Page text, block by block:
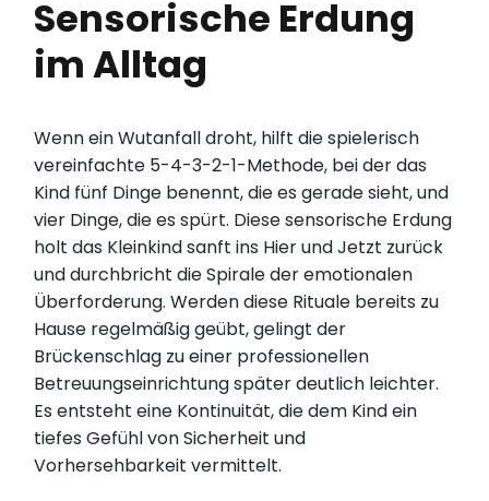
Sensorische Erdung
im Alltag
Wenn ein Wutanfall droht, hilft die spielerisch
vereinfachte 5-4-3-2-1-Methode, bei der das
Kind fünf Dinge benennt, die es gerade sieht, und
vier Dinge, die es spürt. Diese sensorische Erdung
holt das Kleinkind sanft ins Hier und Jetzt zurück
und durchbricht die Spirale der emotionalen
Überforderung. Werden diese Rituale bereits zu
Hause regelmäßig geübt, gelingt der
Brückenschlag zu einer professionellen
Betreuungseinrichtung später deutlich leichter.
Es entsteht eine Kontinuität, die dem Kind ein
tiefes Gefühl von Sicherheit und
Vorhersehbarkeit vermittelt.